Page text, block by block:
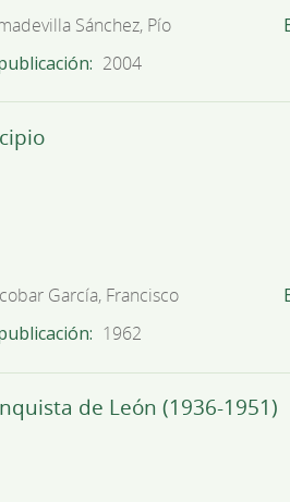
Sánchez, Pío
2004
García, Francisco
1962
de León (1936-1951)